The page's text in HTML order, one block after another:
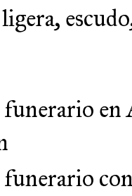
en
funerario